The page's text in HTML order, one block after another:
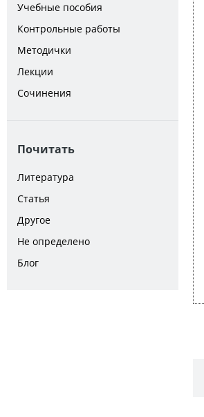
Учебные пособия
Контрольные работы
Методички
Лекции
Сочинения
Почитать
Литература
Статья
Другое
Не определено
Блог